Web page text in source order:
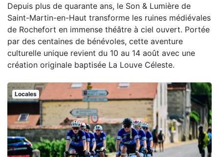
Depuis plus de quarante ans, le Son & Lumière de
Saint-Martin-en-Haut transforme les ruines médiévales
de Rochefort en immense théâtre à ciel ouvert. Portée
par des centaines de bénévoles, cette aventure
culturelle unique revient du 10 au 14 août avec une
création originale baptisée La Louve Céleste.
Locales